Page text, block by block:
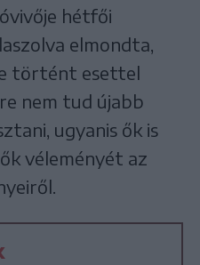
hétfői
elmondta,
történt esettel
nem tud újabb
ugyanis ők is
véleményét az